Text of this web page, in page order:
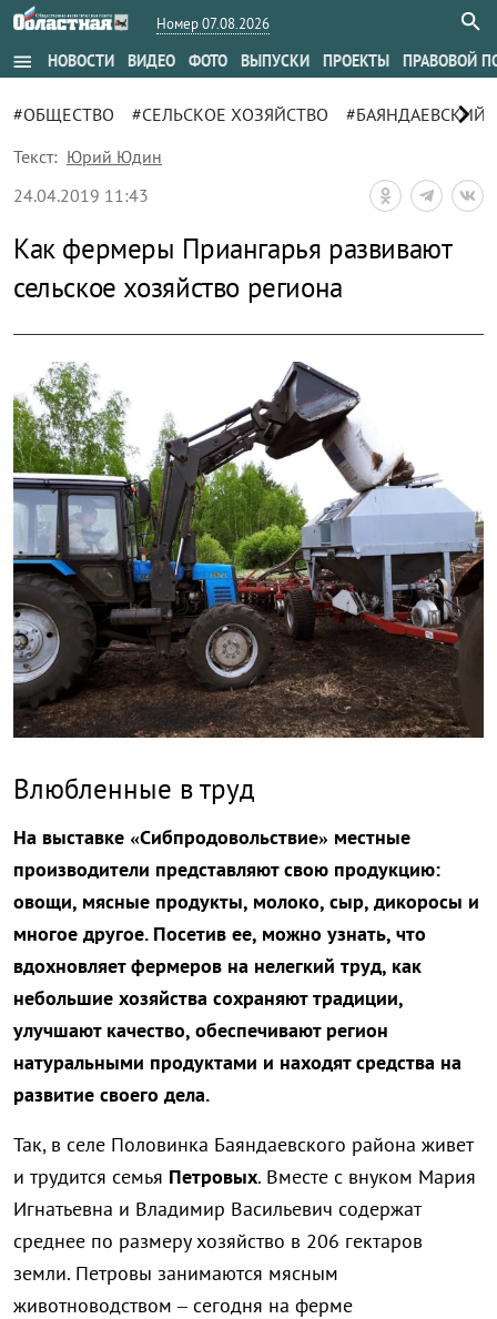
Номер 07.08.2026
menu НОВОСТИ ВИДЕО ФОТО ВЫПУСКИ ПРОЕКТЫ ПРАВОВОЙ
#ОБЩЕСТВО #СЕЛЬСКОЕ ХОЗЯЙСТВО #БАЯНДАЕВСКИЙ
chevron_right
Текст: Юрий Юдин
24.04.2019 11:43
Как фермеры Приангарья развивают
сельское хозяйство региона
Влюбленные в труд
На выставке «Сибпродовольствие» местные
производители представляют свою продукцию:
овощи, мясные продукты, молоко, сыр, дикоросы и
многое другое. Посетив ее, можно узнать, что
вдохновляет фермеров на нелегкий труд, как
небольшие хозяйства сохраняют традиции,
улучшают качество, обеспечивают регион
натуральными продуктами и находят средства на
развитие своего дела.
Так, в селе Половинка Баяндаевского района живет
и трудится семья Петровых. Вместе с внуком Мария
Игнатьевна и Владимир Васильевич содержат
среднее по размеру хозяйство в 206 гектаров
земли. Петровы занимаются мясным
животноводством – сегодня на ферме